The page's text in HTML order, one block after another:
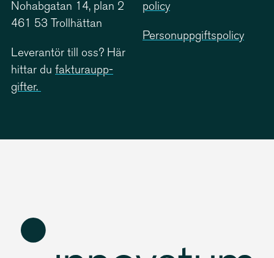
Nohabgatan 14, plan 2
461 53 Trollhättan
Leverantör till oss? Här
hittar du faktu­ra­upp­
gifter.
policy
Person­upp­giftspolicy